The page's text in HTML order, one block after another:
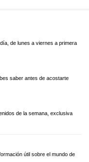
de lunes a viernes a primera
saber antes de acostarte
de la semana, exclusiva
útil sobre el mundo de